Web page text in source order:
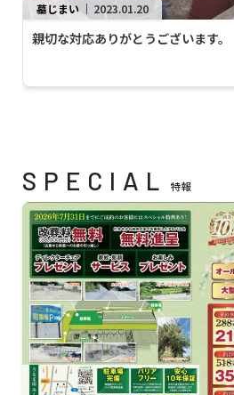
墓じまい ｜ 2023.01.20
親切な対応ありがとうございます。
SPECIAL 特報